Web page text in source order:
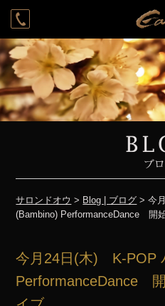
Rounge
Cast
Recruit
サロンドオウ > Blog | ブログ > 今
(Bambino) PerformanceDance 開
今月24日(木) K-POP
PerformanceDance